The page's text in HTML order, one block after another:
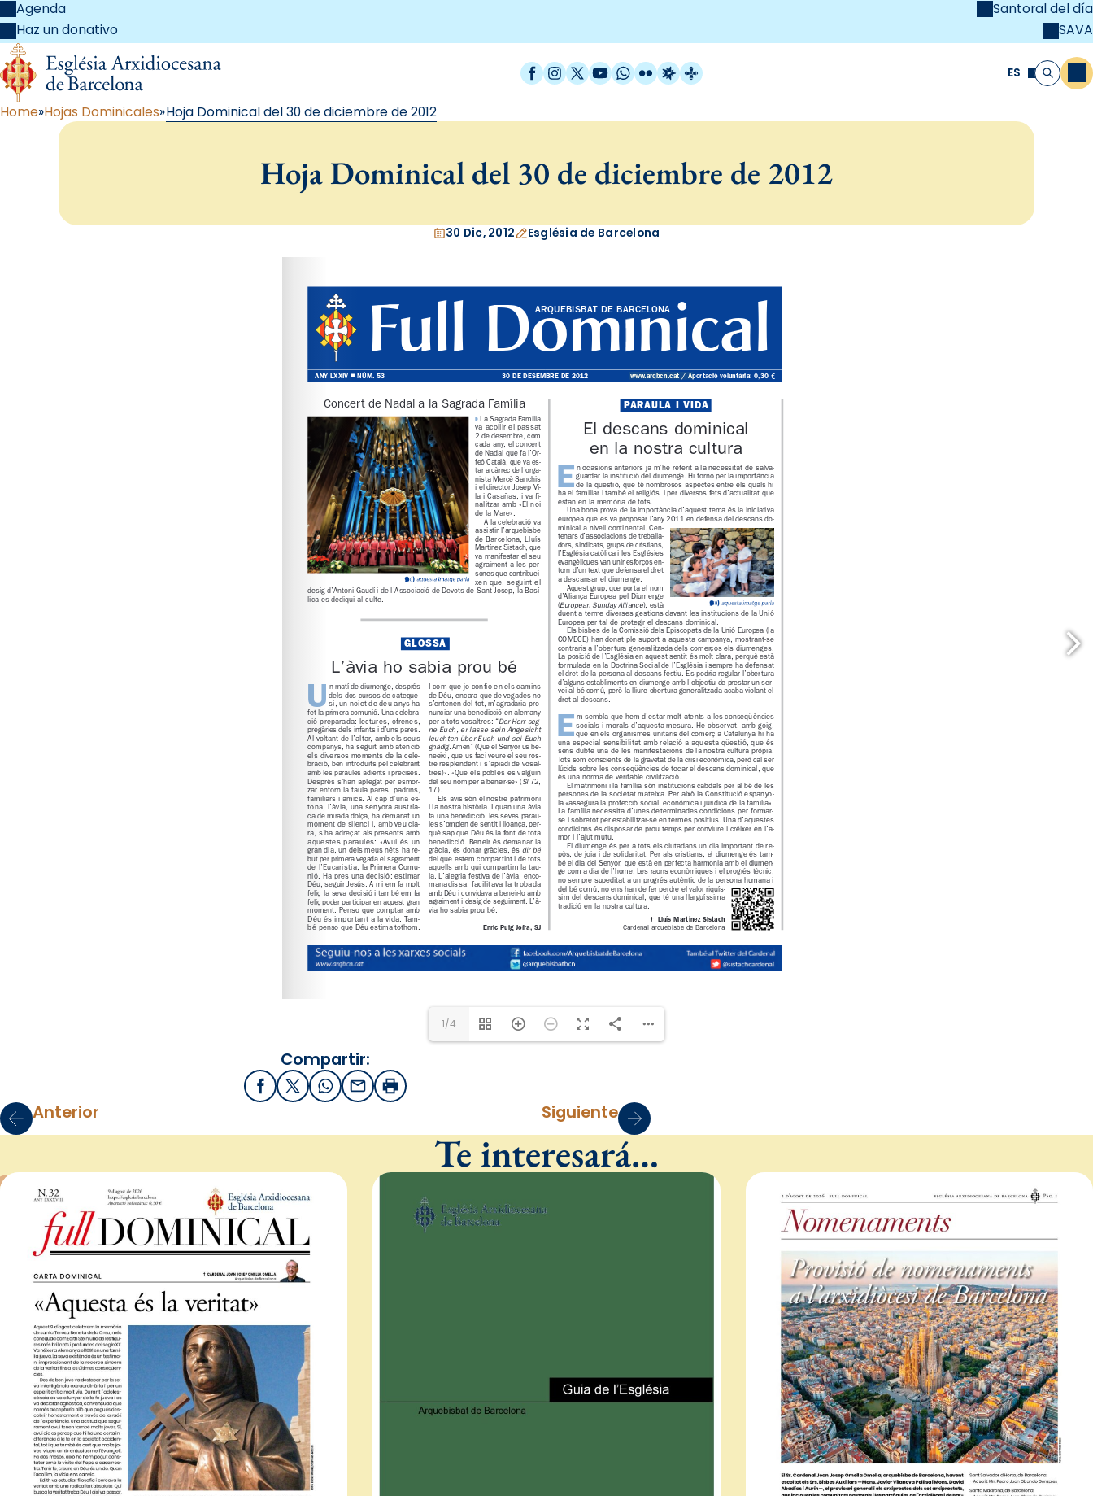
Agenda
Haz un donativo
Santoral del día
SAVA
Facebook
Instagram
X / Twitter
YouTube
WhatsApp
FlickrRadio Estel
Catalunya Cristiana ES Buscar
Home Hojas Dominicales Hoja Dominical del 30 de diciembre de 2012
Hoja Dominical del 30 de diciembre de 2012
30 Dic, 2012 Església de Barcelona
www.arqbcn.cat / Aportació voluntària: 0,30
1/4
Compartir:
FacebookX / Twitter
WhatsApp
EmailImprimir
Anterior Siguiente
Te interesará…